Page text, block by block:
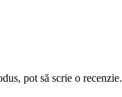
pot să scrie o recenzie.